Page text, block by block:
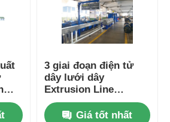
3 giai đoạn điện tử
dây lưới dây
Extrusion Line
Machine với hệ thống
điều khiển PLC
Giá tốt nhất